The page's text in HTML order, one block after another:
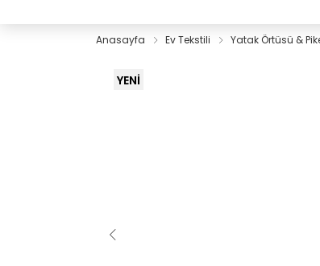
Anasayfa Ev Tekstili Yatak Örtüsü &
YENİ